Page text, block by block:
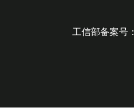
工信部备案号